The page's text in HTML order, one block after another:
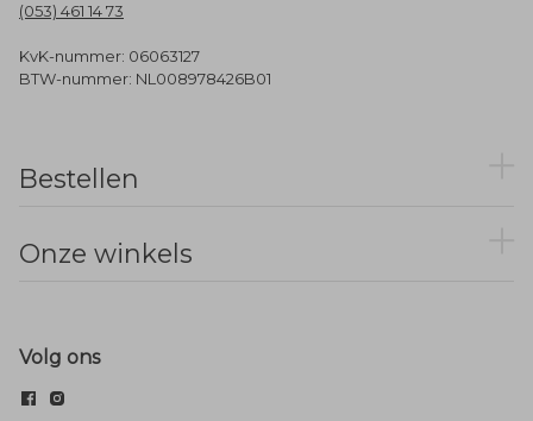
(053) 461 14 73
KvK-nummer: 06063127
BTW-nummer: NL008978426B01
Bestellen
Onze winkels
Volg ons